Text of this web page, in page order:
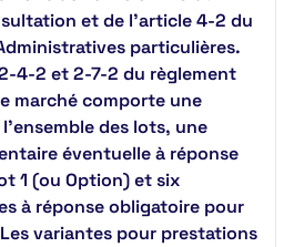
et de l'article 4-2 du
particulières.
4-2 et 2-7-2 du règlement
marché comporte une
des lots, une
éventuelle à réponse
1 (ou Option) et six
à réponse obligatoire pour
variantes pour prestations